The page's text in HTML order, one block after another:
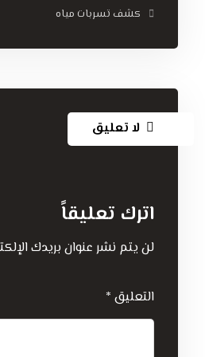
كشف تسربات مياه
لا تعليق
اترك تعليقاً
لن يتم نشر عنوان بريدك
التعليق *